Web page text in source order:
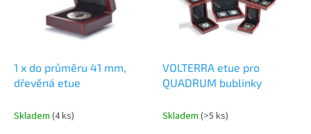
1 x do průměru 41 mm,
dřevěná etue
Skladem (4 ks)
VOLTERRA etue pro
QUADRUM bublinky
Skladem (>5 ks)